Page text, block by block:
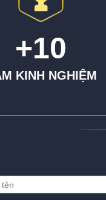
+10
KINH NGHIỆM